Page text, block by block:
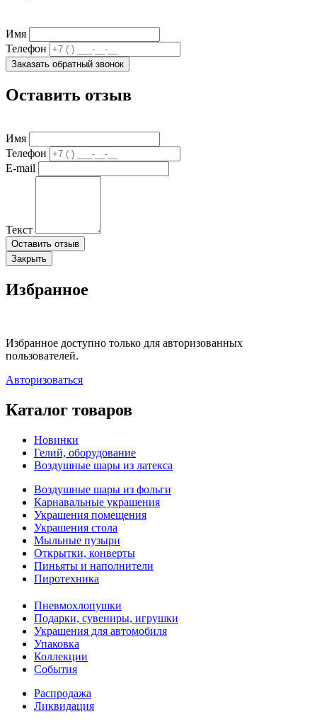
Имя
Телефон
Заказать обратный звонок
Оставить отзыв
Имя
Телефон
E-mail
Текст
Оставить отзыв
Закрыть
Избранное
Избранное доступно только для авторизованных
пользователей.
Авторизоваться
Каталог товаров
Новинки
Гелий, оборудование
Воздушные шары из латекса
Воздушные шары из фольги
Карнавальные украшения
Украшения помещения
Украшения стола
Мыльные пузыри
Открытки, конверты
Пиньяты и наполнители
Пиротехника
Пневмохлопушки
Подарки, сувениры, игрушки
Украшения для автомобиля
Упаковка
Коллекции
События
Распродажа
Ликвидация